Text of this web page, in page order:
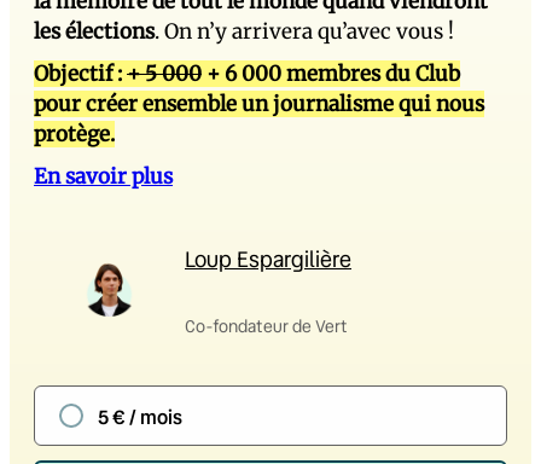
les élections. On n’y arrivera qu’avec vous !
Objectif :+ 5 000 + 6 000 membres du Club
pour créer ensemble un journalisme qui nous
protège.
En savoir plus
Loup Espargilière
Co-fondateur de Vert
5 € / mois